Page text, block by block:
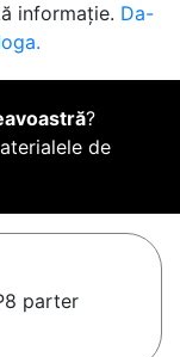
informație. Da-
?
de
parter